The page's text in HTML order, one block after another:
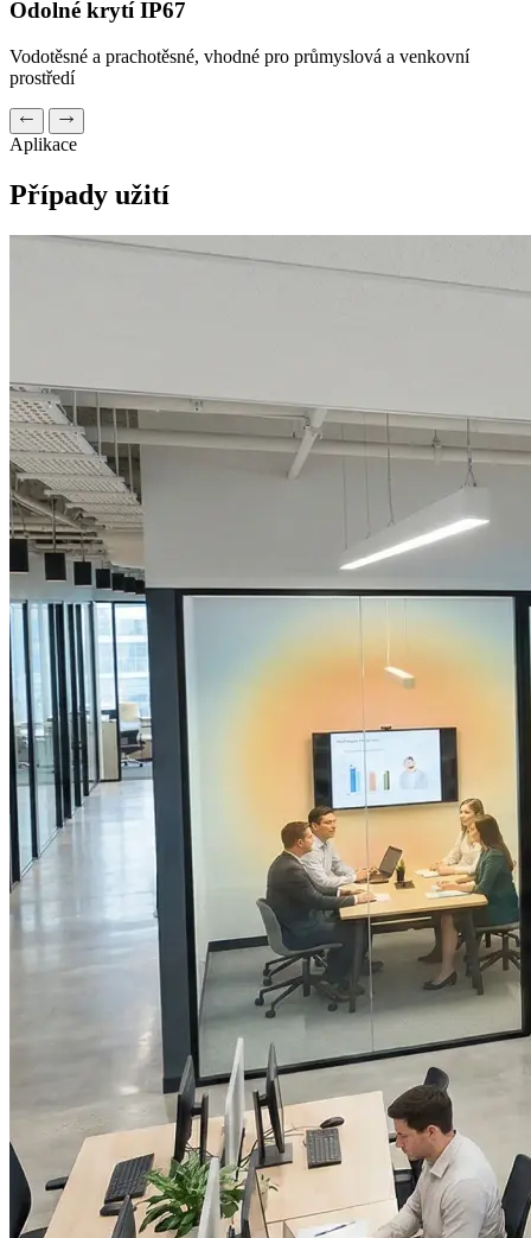
Odolné krytí IP67
Vodotěsné a prachotěsné, vhodné pro průmyslová a venkovní
prostředí
Aplikace
Případy užití